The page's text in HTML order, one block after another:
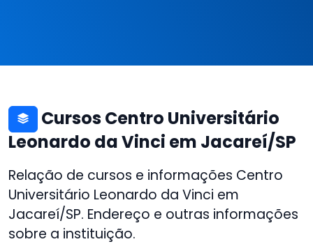
Cursos Centro Universitário
Leonardo da Vinci em Jacareí/SP
Relação de cursos e informações Centro
Universitário Leonardo da Vinci em
Jacareí/SP. Endereço e outras informações
sobre a instituição.